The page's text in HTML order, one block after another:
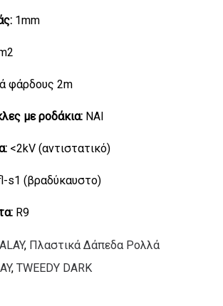
1mm
φάρδους 2m
με ροδάκια: ΝΑΙ
<2kV (αντιστατικό)
s1 (βραδύκαυστο)
R9
, Πλαστικά Δάπεδα Ρολλά
, TWEEDY DARK